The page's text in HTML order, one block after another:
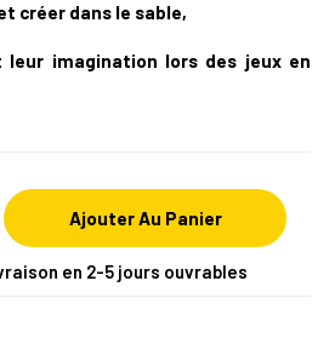
créer dans le sable,
imagination lors des jeux en
Ajouter Au Panier
en 2-5 jours ouvrables